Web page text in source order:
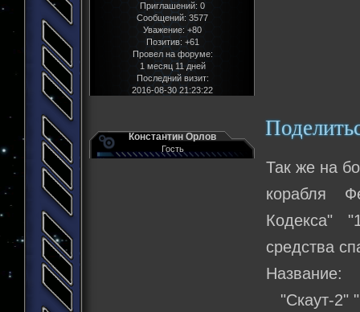
Приглашений: 0
Сообщений: 3577
Уважение: +80
Позитив: +61
Провел на форуме:
1 месяц 11 дней
Последний визит:
2016-08-30 21:23:22
Константин Орлов
Гость
Так же на
корабля
Кодекса"
средства
Название:
"Скаут-2"